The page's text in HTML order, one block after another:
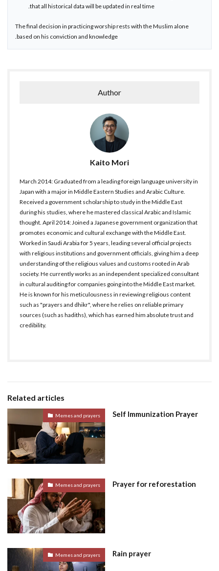
that all historical data will be updated in real time.
The final decision in practicing worship rests with the Muslim alone
based on his conviction and knowledge.
Author
Kaito Mori
March 2014: Graduated from a leading foreign language university in
Japan with a major in Middle Eastern Studies and Arabic Culture.
Received a government scholarship to study in the Middle East
during his studies, where he mastered classical Arabic and Islamic
thought. April 2014: Joined a Japanese government organization that
promotes economic and cultural exchange with the Middle East.
Worked in Saudi Arabia for 5 years, leading several official projects
with religious institutions and government officials, giving him a deep
understanding of the religious values and customs rooted in Arab
society. He currently works as an independent specialized consultant
in cultural auditing for companies going into the Middle East market.
He is known for his meticulousness in reviewing religious content
such as "prayers and dhikr", where he relies on reliable primary
sources (such as hadiths), which has earned him absolute trust and
credibility.
Related articles
Memes and prayers Self Immunization Prayer
Memes and prayers Prayer for reforestation
Memes and prayers Rain prayer